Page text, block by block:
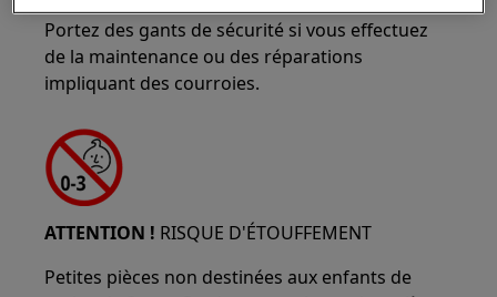
Portez des gants de sécurité si vous effectuez
de la maintenance ou des réparations
impliquant des courroies.
ATTENTION ! RISQUE D'ÉTOUFFEMENT
Petites pièces non destinées aux enfants de